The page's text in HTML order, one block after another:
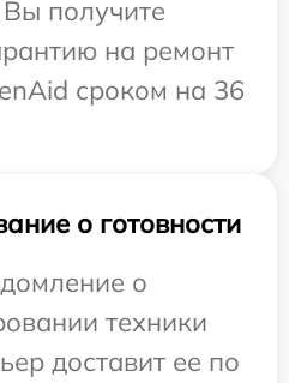
получите
на ремонт
сроком на 36
о готовности
о
техники
доставит ее по